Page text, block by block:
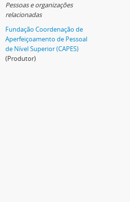
Pessoas e organizações
relacionadas
Fundação Coordenação de
Aperfeiçoamento de Pessoal
de Nível Superior (CAPES)
(Produtor)